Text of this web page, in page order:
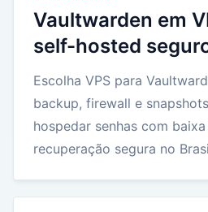
Vaultwarden em
self-hosted
Escolha VPS para
backup, firewall e
hospedar senhas com
recuperação segura no